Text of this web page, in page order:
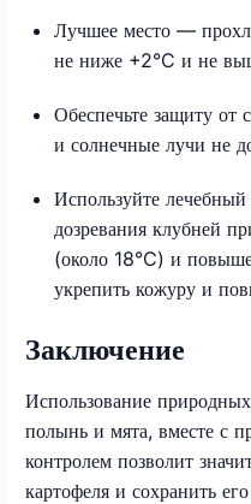
Лучшее место —
не ниже +2°C и не
Обеспечьте защиту
и солнечные лучи не
Используйте
дозревания клубней
(около 18°C) и
укрепить кожуру и
Заключение
Использование
полынь и мята, вместе с
контролем позволит
картофеля и сохранить